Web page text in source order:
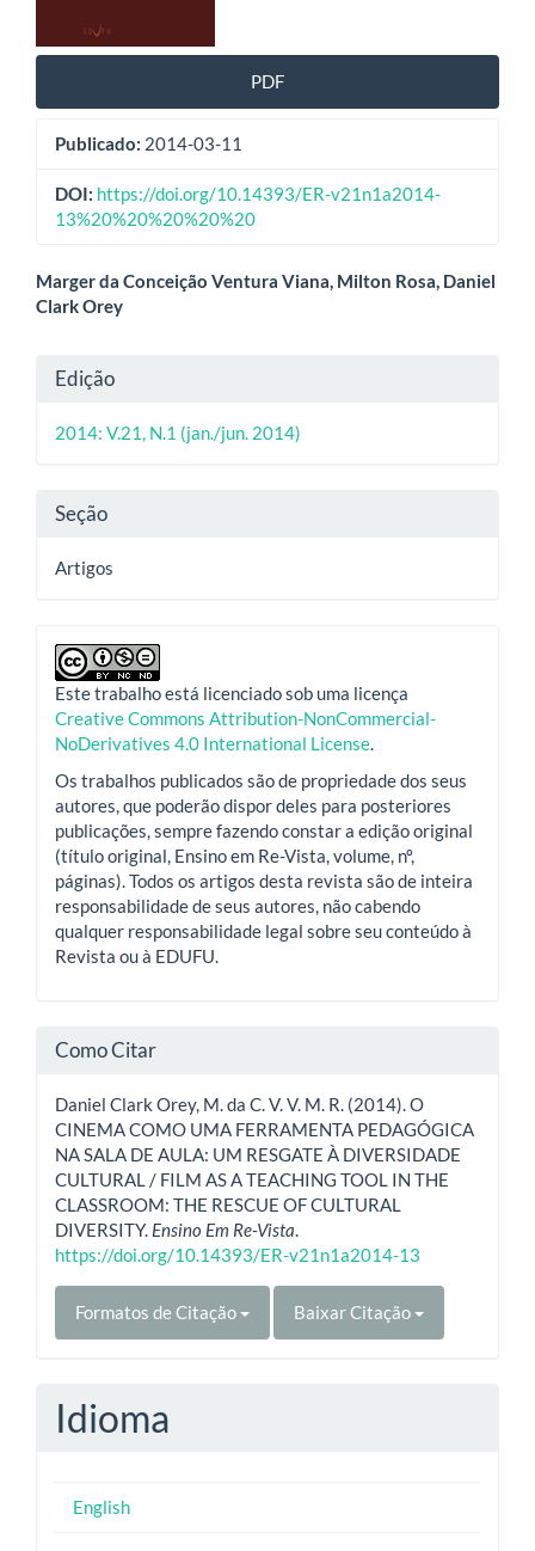
PDF
Publicado: 2014-03-11
DOI: https://doi.org/10.14393/ER-v21n1a2014-
13%20%20%20%20%20
Conteúdo
artigo
Marger da Conceição Ventura Viana, Milton Rosa, Daniel
Clark Orey
Detalhes
do
Edição
2014: V.21, N.1 (jan./jun. 2014)
Seção
Artigos
Este trabalho está licenciado sob uma licença
Creative Commons Attribution-NonCommercial-
NoDerivatives 4.0 International License
Os trabalhos publicados são de propriedade dos seus
autores, que poderão dispor deles para posteriores
publicações, sempre fazendo constar a edição original
(título original, Ensino em Re-Vista, volume, nº,
páginas). Todos os artigos desta revista são de inteira
responsabilidade de seus autores, não cabendo
qualquer responsabilidade legal sobre seu conteúdo à
Revista ou à EDUFU.
Como Citar
Daniel Clark Orey, M. da C. V. V. M. R. (2014). O
CINEMA COMO UMA FERRAMENTA PEDAGÓGICA
NA SALA DE AULA: UM RESGATE À DIVERSIDADE
CULTURAL / FILM AS A TEACHING TOOL IN THE
CLASSROOM: THE RESCUE OF CULTURAL
DIVERSITY. Ensino Em Re-Vista
https://doi.org/10.14393/ER-v21n1a2014-13
Formatos de Citação Baixar Citação
Idioma
English